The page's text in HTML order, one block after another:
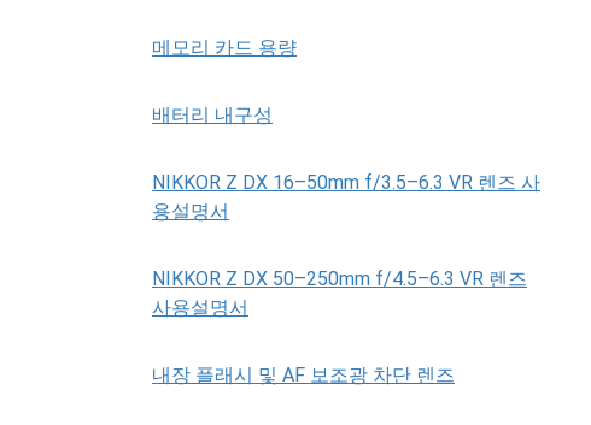
메모리 카드 용량
배터리 내구성
NIKKOR Z DX 16–50mm f/3.5–6.3 VR 렌즈 사
용설명서
NIKKOR Z DX 50–250mm f/4.5–6.3 VR 렌즈
사용설명서
내장 플래시 및 AF 보조광 차단 렌즈